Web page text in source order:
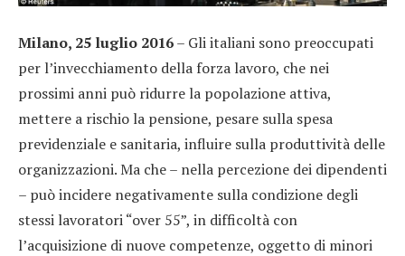
Milano, 25 luglio 2016– Gli italiani sono preoccupati
per l’invecchiamento della forza lavoro, che nei
prossimi anni può ridurre la popolazione attiva,
mettere a rischio la pensione, pesare sulla spesa
previdenziale e sanitaria, influire sulla produttività delle
organizzazioni. Ma che – nella percezione dei dipendenti
– può incidere negativamente sulla condizione degli
stessi lavoratori “over 55”, in difficoltà con
l’acquisizione di nuove competenze, oggetto di minori